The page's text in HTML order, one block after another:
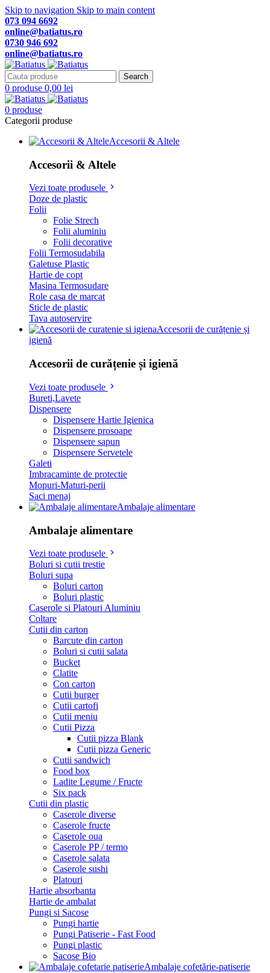
Skip to navigation Skip to main content
073 094 6692
online@batiatus.ro
0730 946 692
online@batiatus.ro
Search
0 produse 0,00 lei
0 produse
Categorii produse
Accesorii & Altele
Accesorii & Altele
Vezi toate produsele
Doze de plastic
Folii
Folie Strech
Folii aluminiu
Folii decorative
Folii Termosudabila
Galetuse Plastic
Hartie de copt
Masina Termosudare
Role casa de marcat
Sticle de plastic
Tava autoservire
Accesorii de curățenie și
igienă
Accesorii de curățenie și igienă
Vezi toate produsele
Bureti,Lavete
Dispensere
Dispensere Hartie Igienica
Dispensere prosoape
Dispensere sapun
Dispensere Servetele
Galeti
Imbracaminte de protectie
Mopuri-Maturi-perii
Saci menaj
Ambalaje alimentare
Ambalaje alimentare
Vezi toate produsele
Boluri si cutii trestie
Boluri supa
Boluri carton
Boluri plastic
Caserole si Platouri Aluminiu
Coltare
Cutii din carton
Barcute din carton
Boluri si cutii salata
Bucket
Clatite
Con carton
Cutii burger
Cutii cartofi
Cutii meniu
Cutii Pizza
Cutii pizza Blank
Cutii pizza Generic
Cutii sandwich
Food box
Ladite Legume / Fructe
Six pack
Cutii din plastic
Caserole diverse
Caserole fructe
Caserole oua
Caserole PP / termo
Caserole salata
Caserole sushi
Platouri
Hartie absorbanta
Hartie de ambalat
Pungi si Sacose
Pungi hartie
Pungi Patiserie - Fast Food
Pungi plastic
Sacose Bio
Ambalaje cofetărie-patiserie